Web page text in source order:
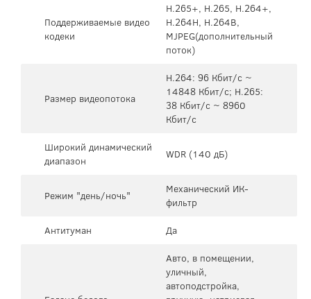
Поддерживаемые видео
кодеки
H.265+, H.265, H.264+,
H.264H, H.264B,
MJPEG(дополнительный
поток)
Размер видеопотока
H.264: 96 Кбит/с ~
14848 Кбит/с; H.265:
38 Кбит/с ~ 8960
Кбит/с
Широкий динамический
диапазон
WDR (140 дБ)
Режим "день/ночь"
Механический ИК-
фильтр
Антитуман
Да
Авто, в помещении,
уличный,
автоподстройка,